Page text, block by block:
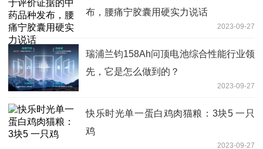
布，腰痛宁胶囊用硬实力说话
2023-09-27
瑞浦兰钧158Ah问顶电池综合性能行业领
先，它是怎么做到的？
2023-09-27
快乐时光单一蛋白鸡肉猫粮：3块5 一只
鸡
2023-09-27